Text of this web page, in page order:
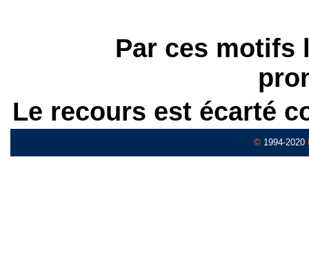
Par ces motifs
Le recours est écarté
© 1994-2020